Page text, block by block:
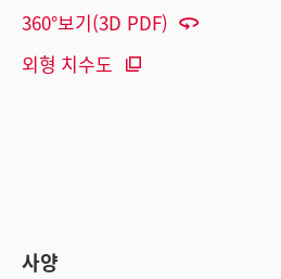
360°보기(3D PDF)
외형 치수도
사양